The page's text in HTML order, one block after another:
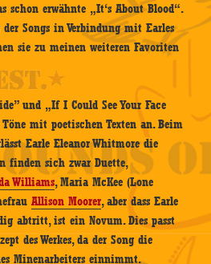
schon erwähnte „It‘s About Blood“.
Songs in Verbindung mit Earles
sie zu meinen weiteren Favoriten
und „If I Could See Your Face
mit poetischen Texten an. Beim
Earle Eleanor Whitmore die
finden sich zwar Duette,
Williams, Maria McKee (Lone
Allison Moorer, aber dass Earle
abtritt, ist ein Novum. Dies passt
des Werkes, da der Song die
Minenarbeiters einnimmt.